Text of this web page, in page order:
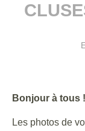
Bonjour à tous !
Les photos de